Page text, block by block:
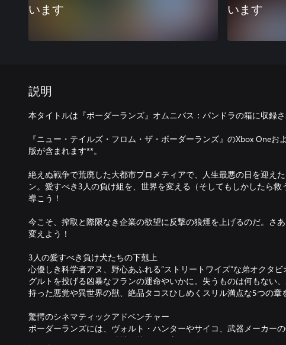
います
います
説明
本タイトルは『ボーダーランズ』オムニバス：パンドラの箱に収録さ
『ニュー・テイルズ・フロム・ザ・ボーダーランズ』のXbox Oneお
版が含まれます**。
絶えぬ戦争で荒廃した大都市プロメティアで、人生最悪の日を迎え
ン。愛すべき3人の負け組を、世界を変える（そしてもしかしたら救
導こう！
今こそ、搾取と際限なき企業の欲望に反撃の狼煙を上げるのだ。さ
変えよう！
3人の愛すべき負け犬たちの下剋上
心優しき科学者アヌ、野心あふれる“ストリートワイズ”な弟オクタ
グルトを投げる凶暴なフランの運命やいかに。失うものは何もない
持った悪党や異世界の獣、絶品タコスひしめくスリル満点な5つの章
驚愕のシネマティックアドベンチャー
ボーダーランズには、ヴォルト・ハンターやサイコ、武器メーカー
わけではなく、不屈の精神を持つ一般市民も多く住んでいます。お